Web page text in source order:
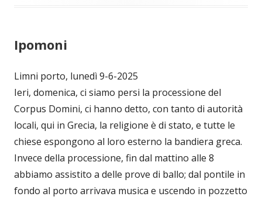
Ipomoni
Limni porto, lunedì 9-6-2025
Ieri, domenica, ci siamo persi la processione del
Corpus Domini, ci hanno detto, con tanto di autorità
locali, qui in Grecia, la religione è di stato, e tutte le
chiese espongono al loro esterno la bandiera greca.
Invece della processione, fin dal mattino alle 8
abbiamo assistito a delle prove di ballo; dal pontile in
fondo al porto arrivava musica e uscendo in pozzetto